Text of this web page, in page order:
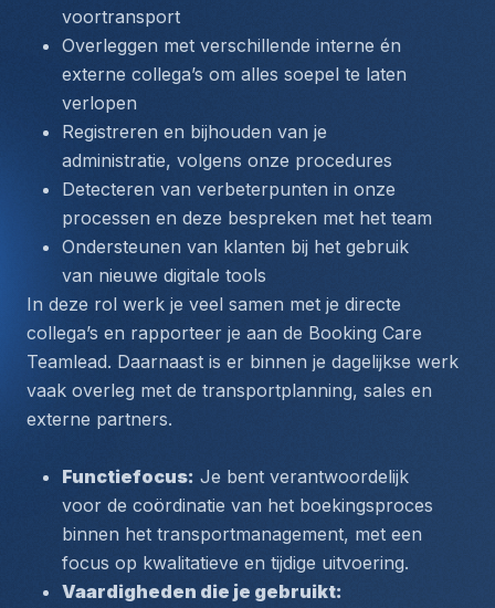
voortransport
Overleggen met verschillende interne én
externe collega’s om alles soepel te laten
verlopen
Registreren en bijhouden van je
administratie, volgens onze procedures
Detecteren van verbeterpunten in onze
processen en deze bespreken met het team
Ondersteunen van klanten bij het gebruik
van nieuwe digitale tools
In deze rol werk je veel samen met je directe
collega’s en rapporteer je aan de Booking Care
Teamlead. Daarnaast is er binnen je dagelijkse werk
vaak overleg met de transportplanning, sales en
externe partners.
Functiefocus: Je bent verantwoordelijk
voor de coördinatie van het boekingsproces
binnen het transportmanagement, met een
focus op kwalitatieve en tijdige uitvoering.
Vaardigheden die je gebruikt: